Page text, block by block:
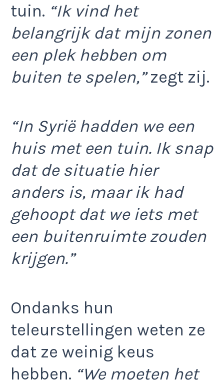
tuin. “Ik vind het
belangrijk dat mijn zonen
een plek hebben om
buiten te spelen,”zegt zij.
“In Syrië hadden we een
huis met een tuin. Ik snap
dat de situatie hier
anders is, maar ik had
gehoopt dat we iets met
een buitenruimte zouden
krijgen.”
Ondanks hun
teleurstellingen weten ze
dat ze weinig keus
hebben. “We moeten het